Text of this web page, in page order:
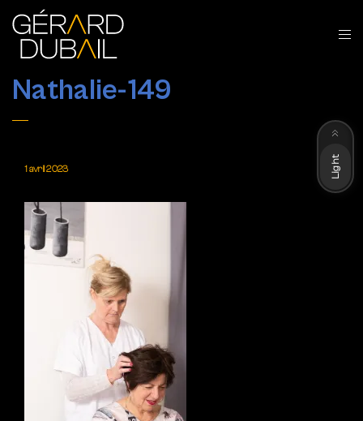
Nathalie-149
1 avril 2023 Light
Dark